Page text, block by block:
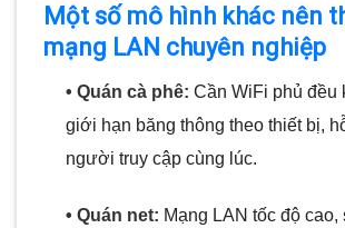
Một số mô hình khác nên
mạng LAN chuyên nghiệp
• Quán cà phê: Cần WiFi phủ đều
giới hạn băng thông theo thiết bị,
người truy cập cùng lúc.
• Quán net: Mạng LAN tốc độ cao,